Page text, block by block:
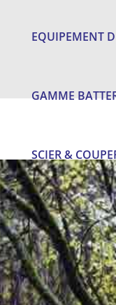
EQUIPEMENT
GAMME
SCIER &